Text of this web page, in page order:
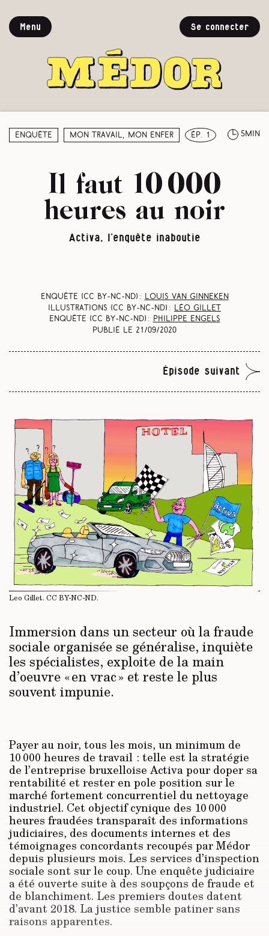
Menu Se connecter
Enquête Mon travail, mon enfer ép. 1 5min
Il faut 10 000
heures au noir
Activa, l’enquête inaboutie
Enquête (CC BY-NC-ND) :
Louis Van Ginneken
Illustrations (CC BY-NC-ND) :
Léo Gillet
Enquête (CC BY-NC-ND) :
Philippe Engels
Publié le 21/09/2020
Épisode suivant
Leo Gillet. CC BY-NC-ND.
Immersion dans un secteur où la fraude
sociale organisée se généralise, inquiète
les spécialistes, exploite de la main
d’oeuvre « en vrac » et reste le plus
souvent impunie.
Payer au noir, tous les mois, un minimum de
10 000 heures de travail : telle est la stratégie
de l’entreprise bruxelloise Activa pour doper sa
rentabilité et rester en pole position sur le
marché fortement concurrentiel du nettoyage
industriel. Cet objectif cynique des 10 000
heures fraudées transparaît des informations
judiciaires, des documents internes et des
témoignages concordants recoupés par Médor
depuis plusieurs mois. Les services d’inspection
sociale sont sur le coup. Une enquête judiciaire
a été ouverte suite à des soupçons de fraude et
de blanchiment. Les premiers doutes datent
d’avant 2018. La justice semble patiner sans
raisons apparentes.